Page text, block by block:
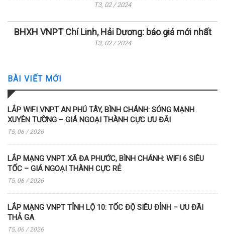
T3, 02 / 2024
BHXH VNPT Chí Linh, Hải Dương: báo giá mới nhất
T3, 02 / 2024
BÀI VIẾT MỚI
LẮP WIFI VNPT AN PHÚ TÂY, BÌNH CHÁNH: SÓNG MẠNH
XUYÊN TƯỜNG – GIÁ NGOẠI THÀNH CỰC ƯU ĐÃI
T5, 06 / 2026
LẮP MẠNG VNPT XÃ ĐA PHƯỚC, BÌNH CHÁNH: WIFI 6 SIÊU
TỐC – GIÁ NGOẠI THÀNH CỰC RẺ
T5, 06 / 2026
LẮP MẠNG VNPT TỈNH LỘ 10: TỐC ĐỘ SIÊU ĐỈNH – ƯU ĐÃI
THẢ GA
T5, 06 / 2026